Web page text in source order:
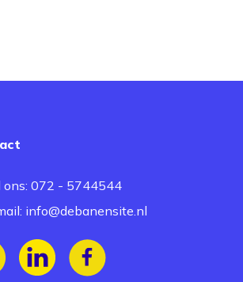
ons: 072 - 5744544
info@debanensite.nl